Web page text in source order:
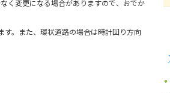
く変更になる場合がありますので、おでか
。また、環状道路の場合は時計回り方向